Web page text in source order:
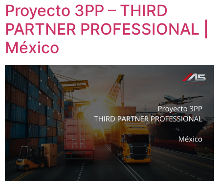
Proyecto 3PP – THIRD
PARTNER PROFESSIONAL |
México